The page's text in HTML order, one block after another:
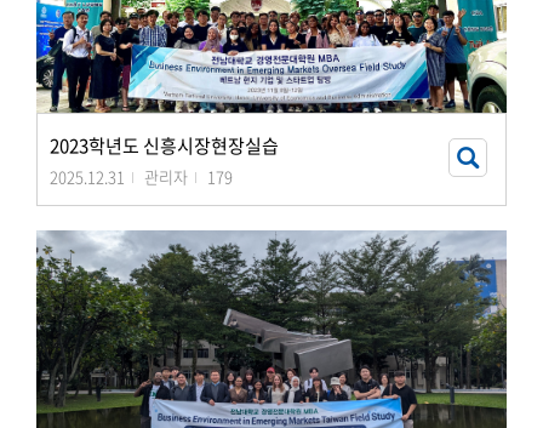
2023학년도 신흥시장현장실습
2025.12.31 관리자 179